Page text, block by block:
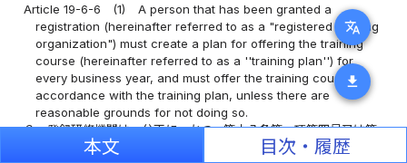
translate
download
Article 19-6-6
(1)
A person that has been granted a
registration (hereinafter referred to as a "registered training
organization") must create a plan for offering the training
course (hereinafter referred to as a ''training plan'') for
every business year, and must offer the training course in
accordance with the training plan, unless there are
reasonable grounds for not doing so.
２
登録研修機関は、公正に、かつ、第十八条第一項第四号又は第
十九条第一項の厚生労働省令で定めるところにより研修を行わな
本文 目次・履歴